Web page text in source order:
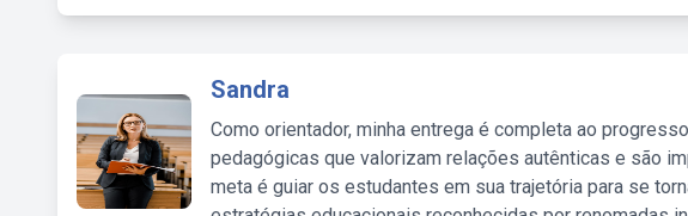
Sandra
Como orientador, minha entrega é completa ao
pedagógicas que valorizam relações autênticas e são
meta é guiar os estudantes em sua trajetória para se